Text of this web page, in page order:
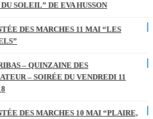
SOLEIL” DE EVA HUSSON
DES MARCHES 11 MAI “LES
– QUINZAINE DES
– SOIRÉE DU VENDREDI 11
DES MARCHES 10 MAI “PLAIRE,